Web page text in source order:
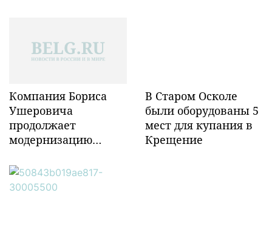
Компания Бориса
Ушеровича
продолжает
модернизацию
инфраструктуры в
Забайкалье
В Старом Осколе
были оборудованы 5
мест для купания в
Крещение